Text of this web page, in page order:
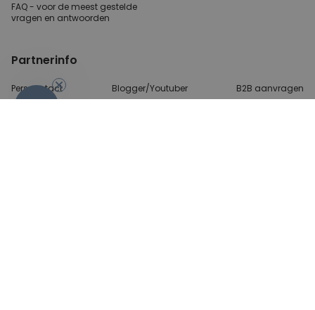
FAQ - voor de meest gestelde
vragen en antwoorden
Partnerinfo
Perscontact Blogger/Youtuber B2B aanvragen